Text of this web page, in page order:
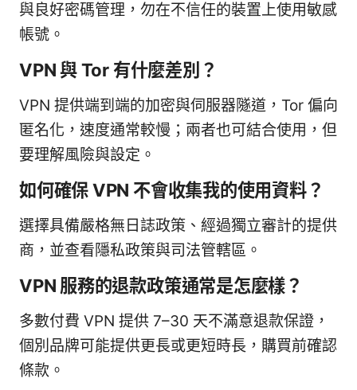
與良好密碼管理，勿在不信任的裝置上使用敏感
帳號。
VPN 與 Tor 有什麼差別？
VPN 提供端到端的加密與伺服器隧道，Tor 偏向
匿名化，速度通常較慢；兩者也可結合使用，但
要理解風險與設定。
如何確保 VPN 不會收集我的使用資料？
選擇具備嚴格無日誌政策、經過獨立審計的提供
商，並查看隱私政策與司法管轄區。
VPN 服務的退款政策通常是怎麼樣？
多數付費 VPN 提供 7–30 天不滿意退款保證，
個別品牌可能提供更長或更短時長，購買前確認
條款。